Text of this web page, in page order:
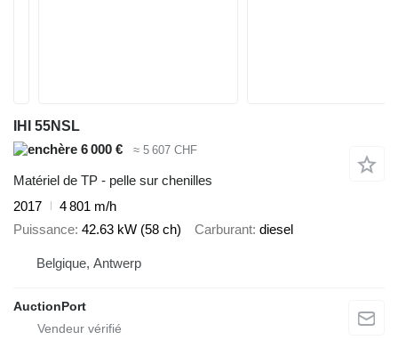
IHI 55NSL
6 000 €
≈ 5 607 CHF
Matériel de TP - pelle sur chenilles
2017
4 801 m/h
Puissance 42.63 kW (58 ch) Carburant diesel
Belgique, Antwerp
AuctionPort